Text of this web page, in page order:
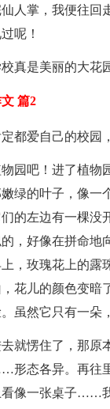
人掌，我便往
呢！
真是美丽的大花
篇2
都爱自己的校园
园吧！进了植物
绿的叶子，像一
的左边有一棵没
，好像在拼命地
，玫瑰花上的露
花儿的颜色变暗
虽然它只有一朵
就愣住了，那原
形态各异。再往
像一张桌子……